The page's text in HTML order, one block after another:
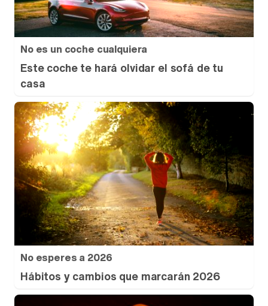
No es un coche cualquiera
Este coche te hará olvidar el sofá de tu
casa
No esperes a 2026
Hábitos y cambios que marcarán 2026